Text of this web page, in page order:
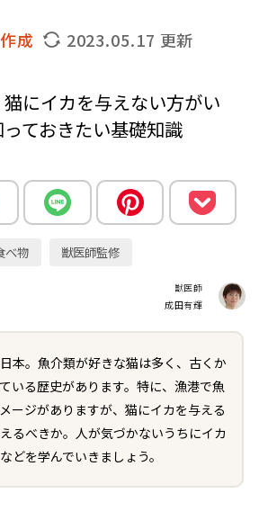
成 2023.05.17 更新
猫にイカを与えない方がい
ておきたい基礎知識
べ物 獣医師監修
獣医師
成田有輝
本。魚介類が好きな猫は多く、古くか
いる歴史があります。特に、漁港で魚
ージがありますが、猫にイカを与える
るべきか。人が気づかないうちにイカ
どを学んでいきましょう。